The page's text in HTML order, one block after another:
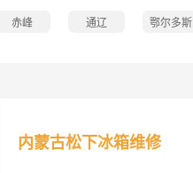
赤峰 通辽 鄂尔多斯
内蒙古松下冰箱维修